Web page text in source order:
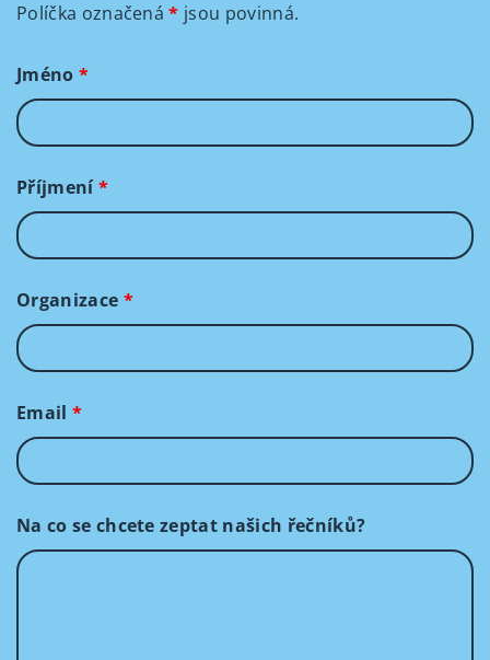
Políčka označená* jsou povinná.
Jméno *
Příjmení*
Organizace *
Email *
Na co se chcete zeptat našich řečníků?